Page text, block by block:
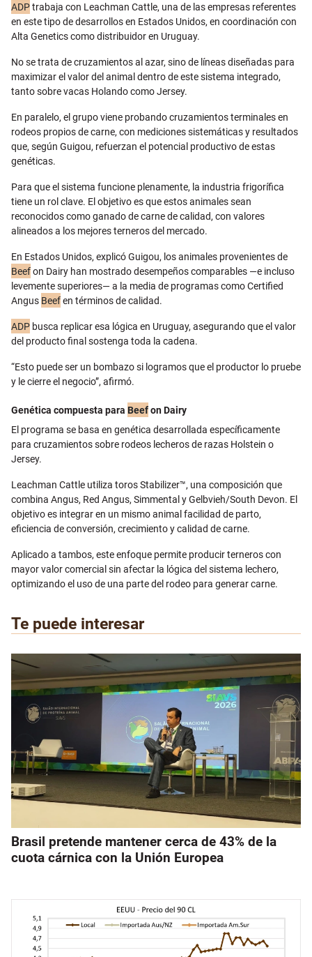
ADPtrabaja con Leachman Cattle, una de las empresas referentes
en este tipo de desarrollos en Estados Unidos, en coordinación con
Alta Genetics como distribuidor en Uruguay.
No se trata de cruzamientos al azar, sino de líneas diseñadas para
maximizar el valor del animal dentro de este sistema integrado,
tanto sobre vacas Holando como Jersey.
En paralelo, el grupo viene probando cruzamientos terminales en
rodeos propios de carne, con mediciones sistemáticas y resultados
que, según Guigou, refuerzan el potencial productivo de estas
genéticas.
Para que el sistema funcione plenamente, la industria frigorífica
tiene un rol clave. El objetivo es que estos animales sean
reconocidos como ganado de carne de calidad, con valores
alineados a los mejores terneros del mercado.
En Estados Unidos, explicó Guigou, los animales provenientes de
Beefon Dairy han mostrado desempeños comparables —e incluso
levemente superiores— a la media de programas como Certified
Angus Beefen términos de calidad.
ADP busca replicar esa lógica en Uruguay, asegurando que el valor
del producto final sostenga toda la cadena.
“Esto puede ser un bombazo si logramos que el productor lo pruebe
y le cierre el negocio”, afirmó.
Genética compuesta para Beefon Dairy
El programa se basa en genética desarrollada específicamente
para cruzamientos sobre rodeos lecheros de razas Holstein o
Jersey.
Leachman Cattle utiliza toros Stabilizer™, una composición que
combina Angus, Red Angus, Simmental y Gelbvieh/South Devon. El
objetivo es integrar en un mismo animal facilidad de parto,
eficiencia de conversión, crecimiento y calidad de carne.
Aplicado a tambos, este enfoque permite producir terneros con
mayor valor comercial sin afectar la lógica del sistema lechero,
optimizando el uso de una parte del rodeo para generar carne.
Te puede interesar
Brasil pretende mantener cerca de 43% de la
cuota cárnica con la Unión Europea